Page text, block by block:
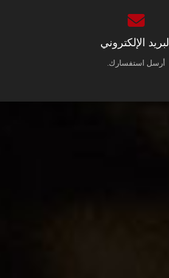
البريد الإلكتروني
أرسل استفسارك.